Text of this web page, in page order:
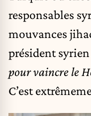
responsables
mouvances
président syrien
pour vaincre le
C’est